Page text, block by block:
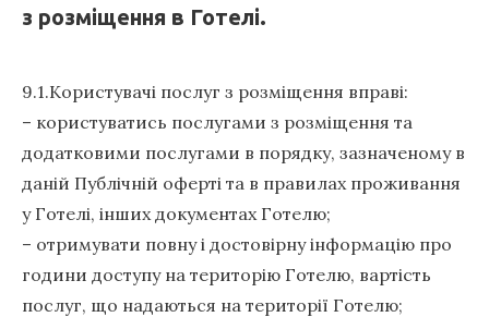
з розміщення в Готелі.
9.1.Користувачі послуг з розміщення вправі:
– користуватись послугами з розміщення та
додатковими послугами в порядку, зазначеному в
даній Публічній оферті та в правилах проживання
у Готелі, інших документах Готелю;
– отримувати повну і достовірну інформацію про
години доступу на територію Готелю, вартість
послуг, що надаються на території Готелю;